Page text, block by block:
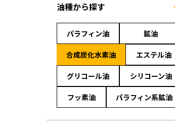
油種から探す
パラフィン油 鉱油
合成炭化水素油 エステル油
グリコール油 シリコーン油
フッ素油 パラフィン系鉱油